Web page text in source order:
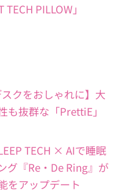
PILLOW」
クをおしゃれに】大
も抜群な「PrettiE」
TECH × AIで睡眠
グ『Re・De Ring』が
をアップデート